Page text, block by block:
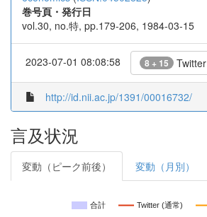
巻号頁・発行日
vol.30, no.特, pp.179-206, 1984-03-15
2023-07-01 08:08:58 8 + 15 Twitter
http://id.nii.ac.jp/1391/00016732/
言及状況
変動（ピーク前後） 変動（月別）
合計 Twitter (通常)